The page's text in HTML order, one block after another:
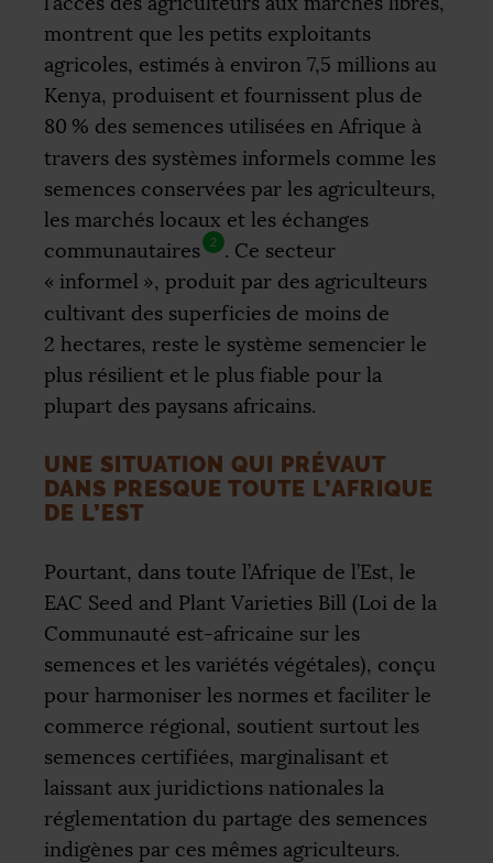
montrent que les petits exploitants
agricoles, estimés à environ 7,5 millions au
Kenya, produisent et fournissent plus de
80 % des semences utilisées en Afrique à
travers des systèmes informels comme les
semences conservées par les agriculteurs,
les marchés locaux et les échanges
communautaires
2
. Ce secteur
« informel », produit par des agriculteurs
cultivant des superficies de moins de
2 hectares, reste le système semencier le
plus résilient et le plus fiable pour la
plupart des paysans africains.
UNE SITUATION QUI PRÉVAUT
DANS PRESQUE TOUTE L’AFRIQUE
DE L’EST
Pourtant, dans toute l’Afrique de l’Est, le
EAC Seed and Plant Varieties Bill (Loi de la
Communauté est-africaine sur les
semences et les variétés végétales), conçu
pour harmoniser les normes et faciliter le
commerce régional, soutient surtout les
semences certifiées, marginalisant et
laissant aux juridictions nationales la
réglementation du partage des semences
indigènes par ces mêmes agriculteurs.